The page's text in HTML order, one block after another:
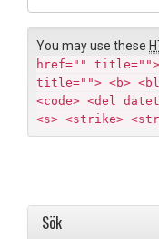
t
You may use these
href="" title="">
title=""> <b>
<code> <del
<s> <strike>
Sök